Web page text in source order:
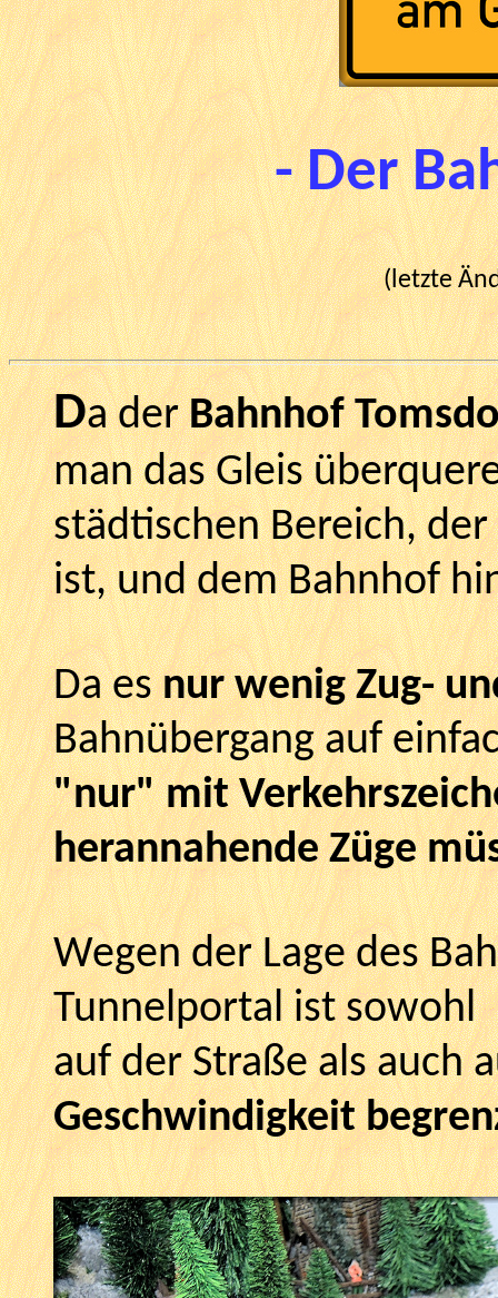
- Der
(letzte
Da derBahnhof
man das Gleis
städtischen Bereich,
ist, und dem Bahnhof
Da esnur wenig Zug-
Bahnübergang auf
"nur" mit
herannahende Züge
Wegen der Lage des
Tunnelportal ist sowohl
auf der Straße als auch
Geschwindigkeit